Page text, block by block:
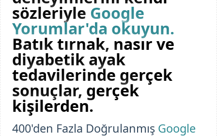
sözleriyle Google
Yorumlar'da okuyun.
Batık tırnak, nasır ve
diyabetik ayak
tedavilerinde gerçek
sonuçlar, gerçek
kişilerden.
400'den Fazla Doğrulanmış Google